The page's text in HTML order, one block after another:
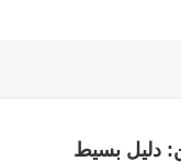
دليل بسيط